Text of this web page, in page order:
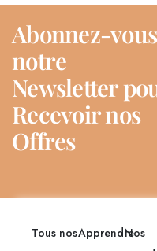
Abonnez-
notre
Newsletter
Recevoir nos
Offres
Tous nosApprendreNos